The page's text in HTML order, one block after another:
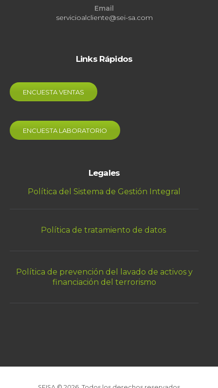
Email
servicioalcliente@sei-sa.com
Links Rápidos
ENCUESTA VENTAS
ENCUESTA LABORATORIO
Legales
Política del Sistema de Gestión Integral
Política de tratamiento de datos
Política de prevención del lavado de activos y
financiación del terrorismo